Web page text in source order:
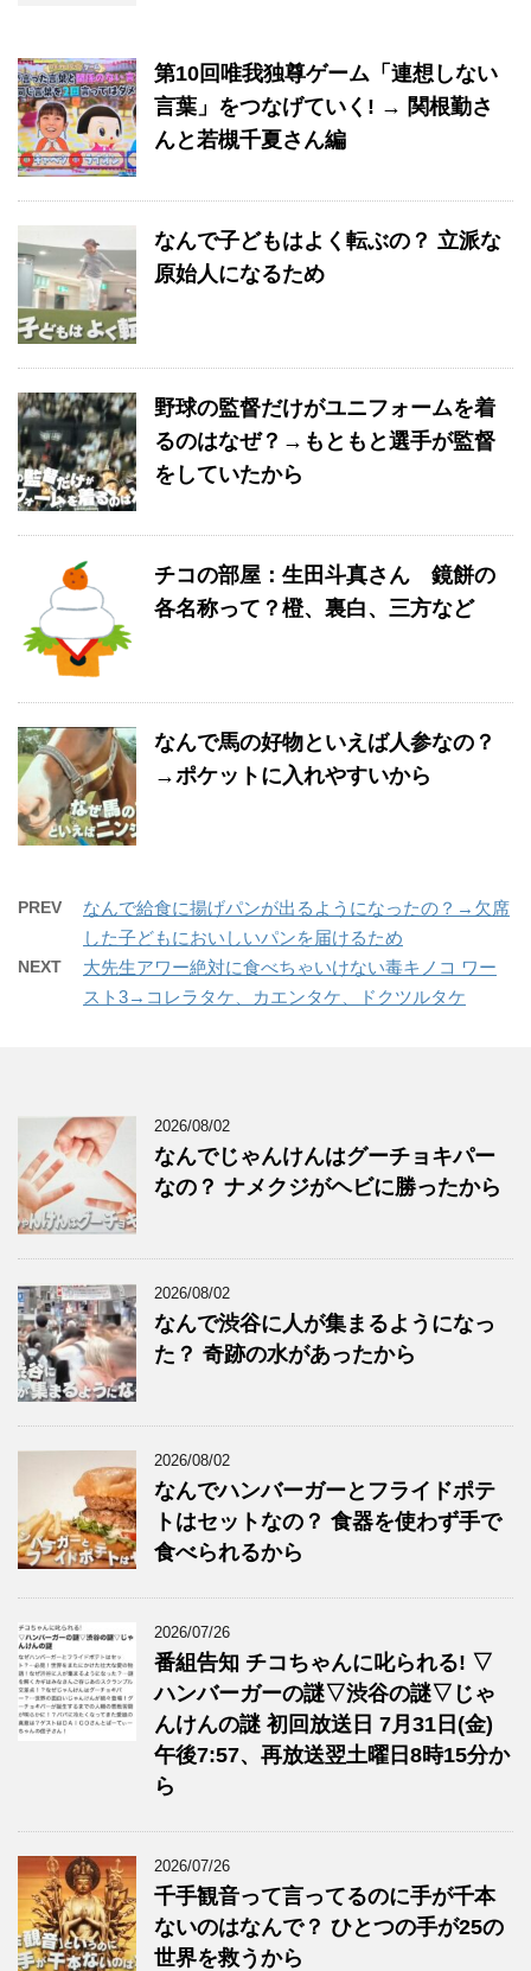
第10回唯我独尊ゲーム「連想しない
言葉」をつなげていく! → 関根勤さ
んと若槻千夏さん編
なんで子どもはよく転ぶの？ 立派な
原始人になるため
野球の監督だけがユニフォームを着
るのはなぜ？→もともと選手が監督
をしていたから
チコの部屋：生田斗真さん 鏡餅の
各名称って？橙、裏白、三方など
なんで馬の好物といえば人参なの？
→ポケットに入れやすいから
PREV
なんで給食に揚げパンが出るようになったの？→欠席
した子どもにおいしいパンを届けるため
NEXT
大先生アワー絶対に食べちゃいけない毒キノコ ワー
スト3→コレラタケ、カエンタケ、ドクツルタケ
2026/08/02
なんでじゃんけんはグーチョキパー
なの？ ナメクジがヘビに勝ったから
2026/08/02
なんで渋谷に人が集まるようになっ
た？ 奇跡の水があったから
2026/08/02
なんでハンバーガーとフライドポテ
トはセットなの？ 食器を使わず手で
食べられるから
2026/07/26
番組告知 チコちゃんに叱られる! ▽
ハンバーガーの謎▽渋谷の謎▽じゃ
んけんの謎 初回放送日 7月31日(金)
午後7:57、再放送翌土曜日8時15分か
ら
2026/07/26
千手観音って言ってるのに手が千本
ないのはなんで？ ひとつの手が25の
世界を救うから